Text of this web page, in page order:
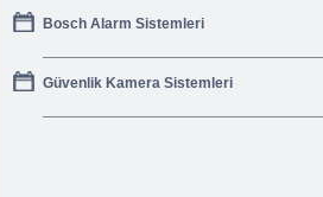
Bosch Alarm Sistemleri
Güvenlik Kamera Sistemleri